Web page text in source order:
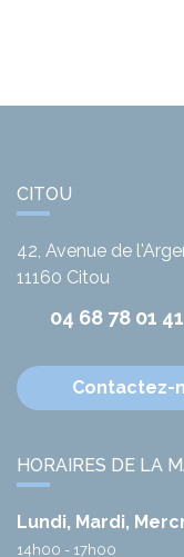
CITOU
42, Avenue de
11160 Citou
04 68 78 01 41
Contactez-
HORAIRES DE LA
Lundi, Mardi,
14h00 - 17h00